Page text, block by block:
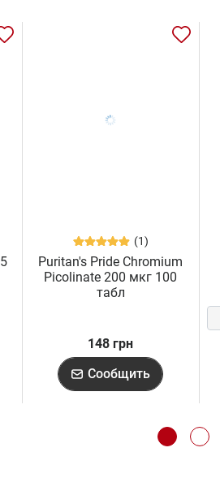
(1)
Puritan's Pride Chromium
Picolinate 200 мкг 100
табл
148 грн
Сообщить